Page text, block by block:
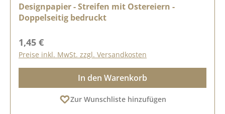
Designpapier - Streifen mit Ostereiern -
Doppelseitig bedruckt
Regulärer Preis:
1,45 €
Preise inkl. MwSt. zzgl. Versandkosten
In den Warenkorb
Zur Wunschliste hinzufügen